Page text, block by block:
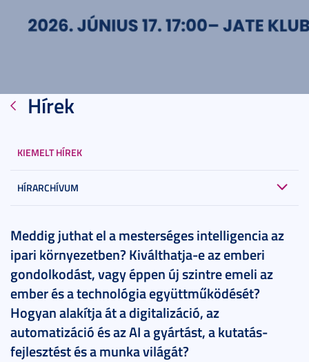
Hírek
KIEMELT HÍREK
HÍRARCHÍVUM
Meddig juthat el a mesterséges intelligencia az
ipari környezetben? Kiválthatja-e az emberi
gondolkodást, vagy éppen új szintre emeli az
ember és a technológia együttműködését?
Hogyan alakítja át a digitalizáció, az
automatizáció és az AI a gyártást, a kutatás-
fejlesztést és a munka világát?